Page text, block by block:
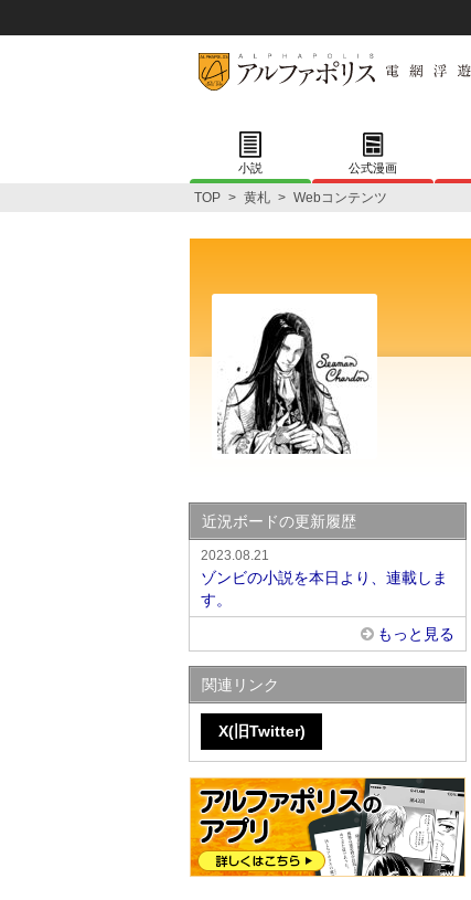
小説 公式漫画
TOP > 黄札 > Webコンテンツ
近況ボードの更新履歴
2023.08.21
ゾンビの小説を本日より、連載しま
す。
もっと見る
関連リンク
X(旧Twitter)